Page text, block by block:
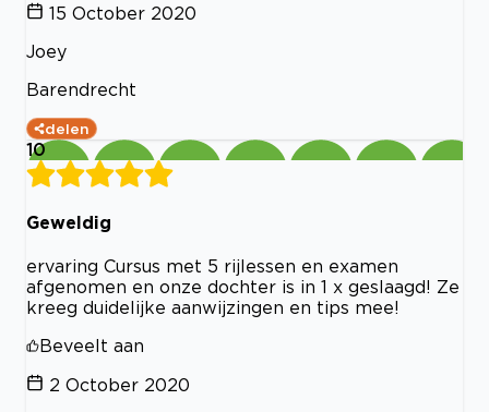
15 October 2020
Joey
Barendrecht
delen
10
Geweldig
ervaring Cursus met 5 rijlessen en examen
afgenomen en onze dochter is in 1 x geslaagd! Ze
kreeg duidelijke aanwijzingen en tips mee!
Beveelt aan
2 October 2020